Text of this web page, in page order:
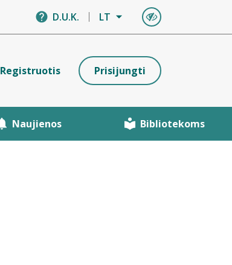
D.U.K. LT
Registruotis Prisijungti
Naujienos Bibliotekoms